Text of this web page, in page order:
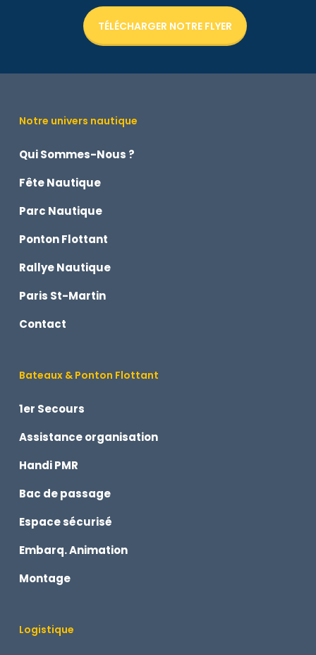
TÉLÉCHARGER NOTRE FLYER
Notre univers nautique
Qui Sommes-Nous ?
Fête Nautique
Parc Nautique
Ponton Flottant
Rallye Nautique
Paris St-Martin
Contact
Bateaux & Ponton Flottant
1er Secours
Assistance organisation
Handi PMR
Bac de passage
Espace sécurisé
Embarq. Animation
Montage
Logistique